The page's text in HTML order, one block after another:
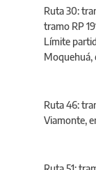
Ruta 30:
tramo RP
Límite
Moquehuá,
Ruta 46:
Viamonte,